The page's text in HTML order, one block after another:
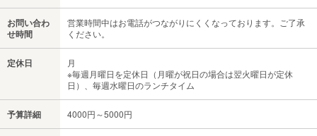
お問い合わ
せ時間
営業時間中はお電話がつながりにくくなっております。ご了承
ください。
定休日
月
※毎週月曜日を定休日（月曜が祝日の場合は翌火曜日が定休
日）、毎週水曜日のランチタイム
予算詳細 4000円～5000円